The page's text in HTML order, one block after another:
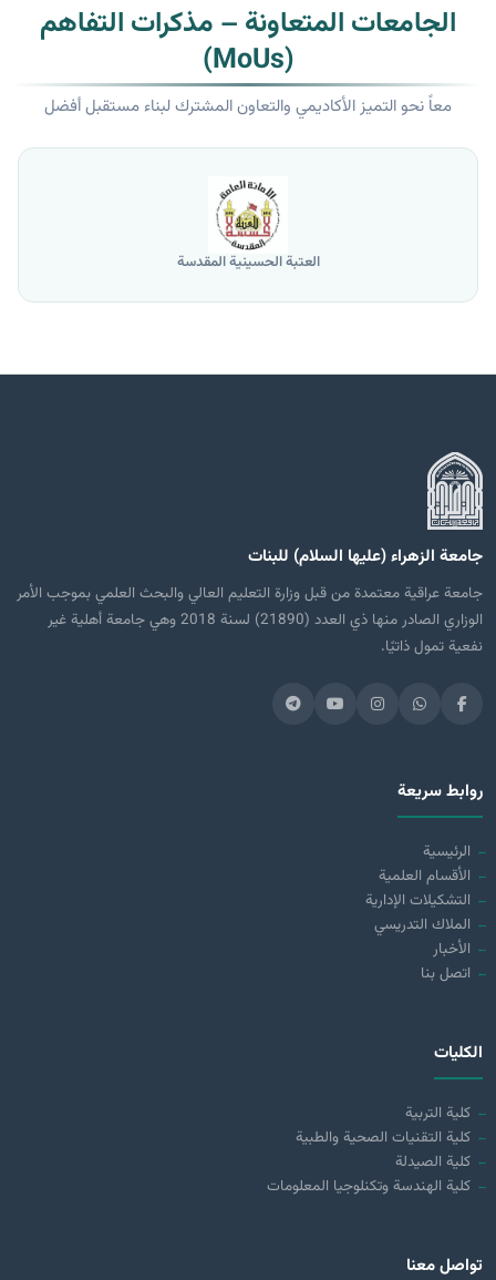
الجامعات المتعاونة – مذكرات التفاهم
(MoUs)
معاً نحو التميز الأكاديمي والتعاون المشترك لبناء مستقبل أفضل
العتبة الحسينية المقدسة
جامعة الزهراء (عليها السلام) للبنات
جامعة عراقية معتمدة من قبل وزارة التعليم العالي والبحث العلمي بموجب الأمر
الوزاري الصادر منها ذي العدد (21890) لسنة 2018 وهي جامعة أهلية غير
نفعية تمول ذاتيًا.
روابط سريعة
الرئيسية
الأقسام العلمية
التشكيلات الإدارية
الملاك التدريسي
الأخبار
اتصل بنا
الكليات
كلية التربية
كلية التقنيات الصحية والطبية
كلية الصيدلة
كلية الهندسة وتكنلوجيا المعلومات
تواصل معنا